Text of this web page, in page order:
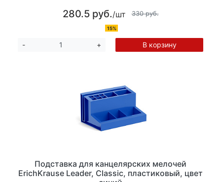
280.5 руб./шт 330 руб.
15%
- + В корзину
Подставка для канцелярских мелочей
ErichKrause Leader, Classic, пластиковый, цвет